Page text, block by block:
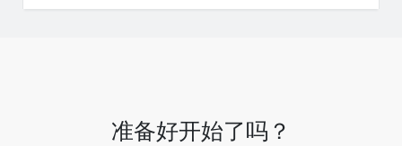
准备好开始了吗？